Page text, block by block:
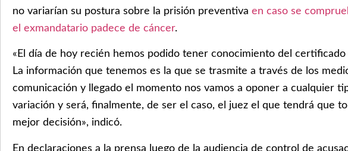
no variarían su postura sobre la prisión preventiva en caso se
el exmandatario padece de cáncer.
«El día de hoy recién hemos podido tener conocimiento del certificado
La información que tenemos es la que se trasmite a través de los
comunicación y llegado el momento nos vamos a oponer a cualquier
variación y será, finalmente, de ser el caso, el juez el que tendrá que
mejor decisión», indicó.
En declaraciones a la prensa luego de la audiencia de control de